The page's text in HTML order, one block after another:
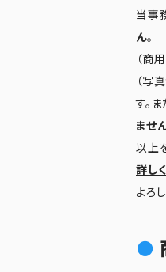
当事
ん。
（商
（写
す。
ませ
以上
詳し
よろ